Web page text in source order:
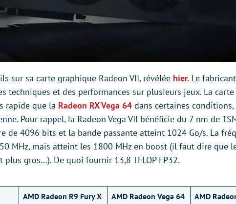
sur sa carte graphique Radeon VII, révélée hier. Le fabricant
techniques et des performances sur plusieurs jeux. La
rapide que la Radeon RX Vega 64 dans certaines
Pour rappel, la Radeon Vega VII bénéficie du 7 nm de
de 4096 bits et la bande passante atteint 1024 Go/s. La
MHz, mais atteint les 1800 MHz en boost (il faut dire que
gros…). De quoi fournir 13,8 TFLOP FP32.
AMD Radeon R9 Fury X AMD Radeon Vega 64 AMD